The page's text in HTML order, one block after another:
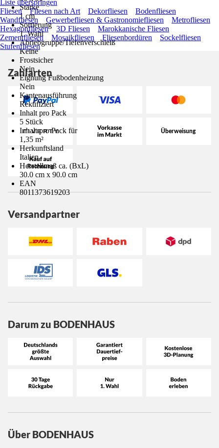
Stärke
1 cm
Sortierung
1. Wahl
Abriebgruppe/Tiefenverschleiß
Keine
Frostsicher
Nein
Eignung Fußbodenheizung
Nein
Kantenausführung
Rektifiziert
Inhalt pro Pack
5 Stück
Inhalt pro Pack für
1,35 m²
Herkunftsland
Italien
Herstellmaß ca. (BxL)
30.0 cm x 90.0 cm
EAN
8011373619203
Liste überspringen
Fliesen
Fliesen nach Art Dekorfliesen
Bodenfliesen
Wandfliesen
Gewerbefliesen & Gastronomiefliesen
Metrofliesen
Hexagonfliesen
3D Fliesen
Marokkanische Fliesen
Zementfliesen
Mosaikfliesen Fliesenbordüren
Sockelfliesen
Stufenfliesen
Zahlarten
Versandpartner
Darum zu BODENHAUS
Über BODENHAUS